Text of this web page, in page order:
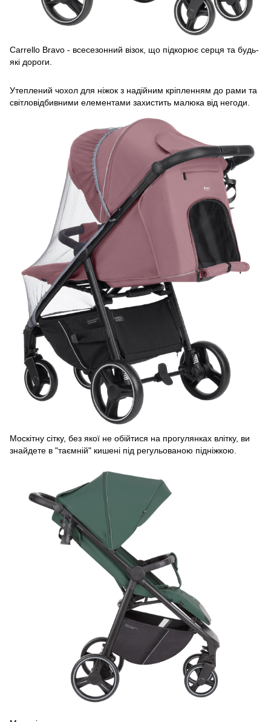
Carrello Bravo - всесезонний візок, що підкорює серця та будь-
які дороги.
Утеплений чохол для ніжок з надійним кріпленням до рами та
світловідбивними елементами захистить малюка від негоди.
Москітну сітку, без якої не обійтися на прогулянках влітку, ви
знайдете в "таємній" кишені під регульованою підніжкою.